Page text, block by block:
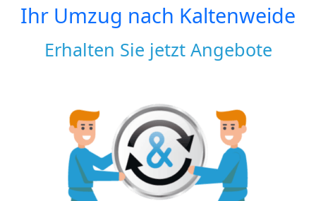
Ihr Umzug nach Kaltenweide
Erhalten Sie jetzt Angebote